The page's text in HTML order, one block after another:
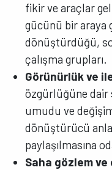
fikir ve araçlar
gücünü bir
dönüştürdüğü,
çalışma grupları.
Görünürlük ve
özgürlüğüne dair
umudu ve
dönüştürücü
paylaşılmasına
Saha gözlem